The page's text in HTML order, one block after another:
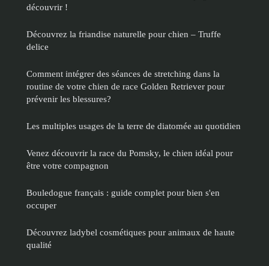
découvrir !
Découvrez la friandise naturelle pour chien – Truffe
delice
Comment intégrer des séances de stretching dans la
routine de votre chien de race Golden Retriever pour
prévenir les blessures?
Les multiples usages de la terre de diatomée au quotidien
Venez découvrir la race du Pomsky, le chien idéal pour
être votre compagnon
Bouledogue français : guide complet pour bien s'en
occuper
Découvrez ladybel cosmétiques pour animaux de haute
qualité